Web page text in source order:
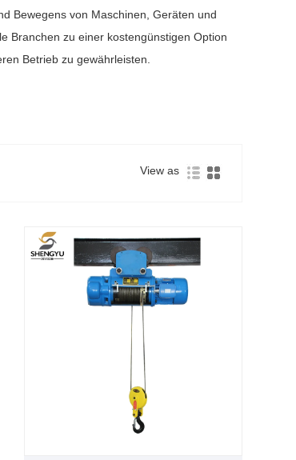
Bewegens von Maschinen, Geräten und
Branchen zu einer kostengünstigen Option
Betrieb zu gewährleisten.
View as